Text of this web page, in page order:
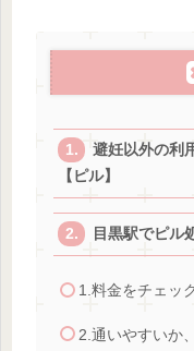
避妊以外の利
【ピル】
目黒駅でピル
1.料金をチェッ
2.通いやすいか